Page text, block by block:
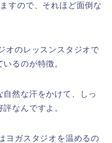
すので、それほど面倒な
オのレッスンスタジオで
るのが特徴。
然な汗をかけて、しっ
なんですよ。
ヨガスタジオを温めるの